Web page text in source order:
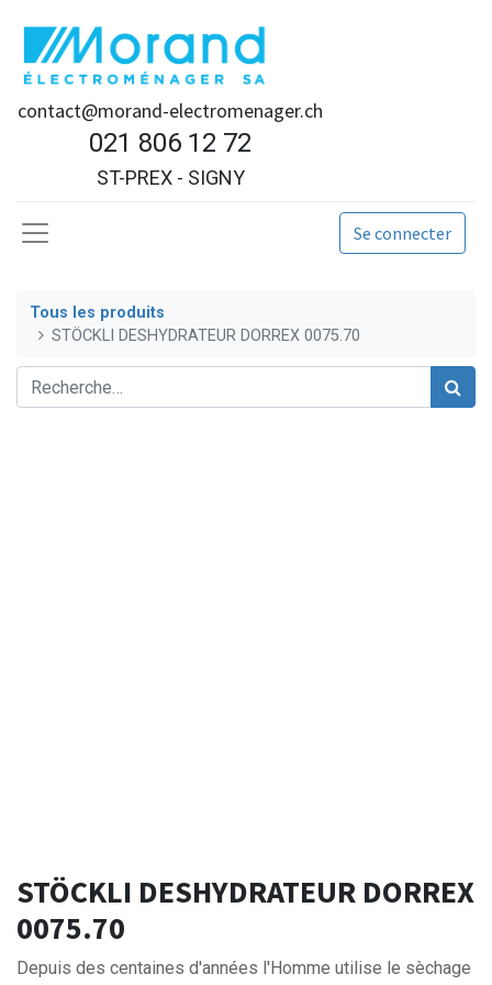
contact@morand-electromenager.ch
021 806 12 72
ST-PREX - SIGNY
Se connecter
Tous les produits
STÖCKLI DESHYDRATEUR DORREX 0075.70
STÖCKLI DESHYDRATEUR DORREX
0075.70
Depuis des centaines d'années l'Homme utilise le sèchage